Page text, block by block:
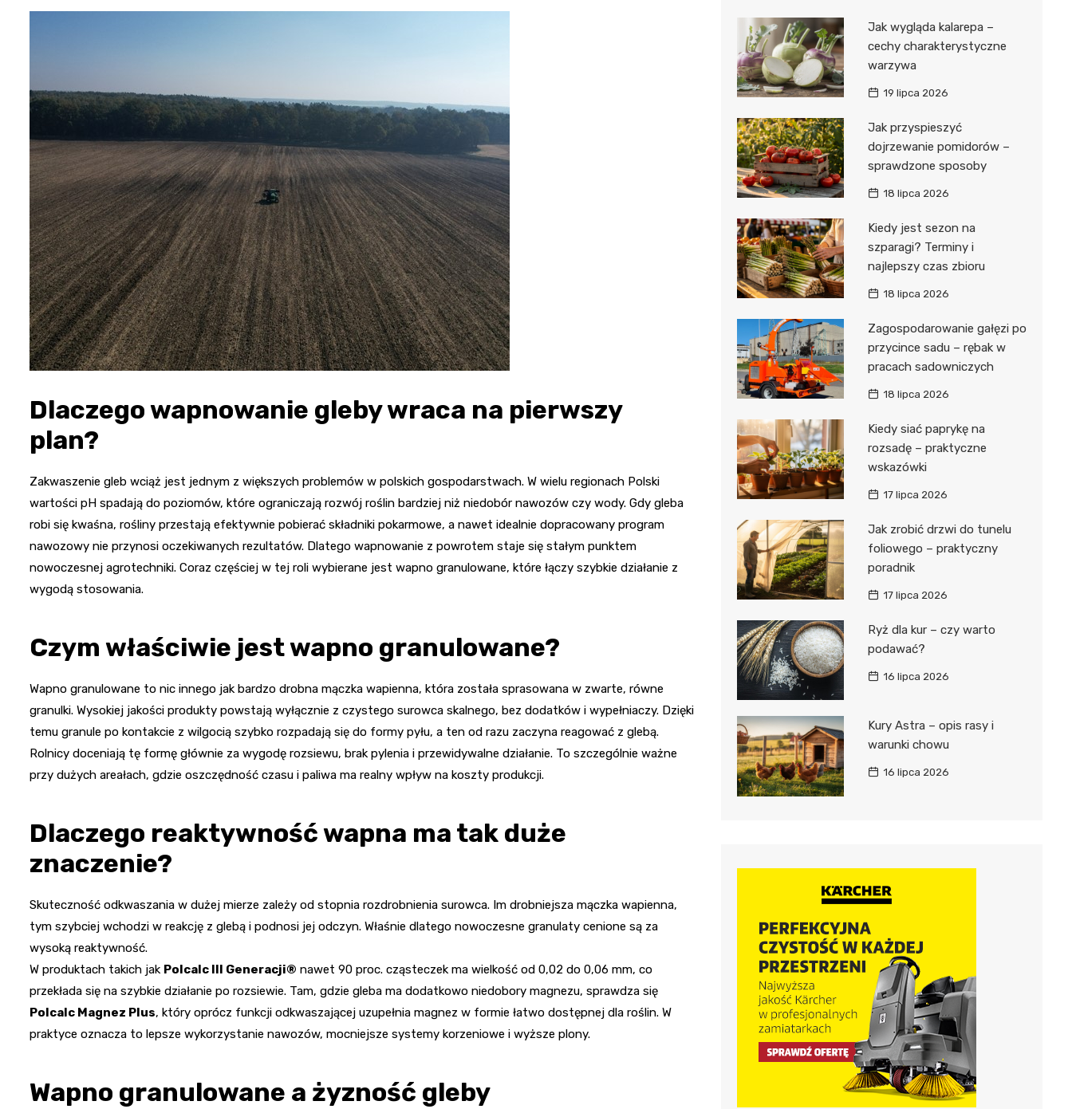
Dlaczego wapnowanie gleby wraca na pierwszy
plan?
Zakwaszenie gleb wciąż jest jednym z większych problemów w polskich gospodarstwach. W wielu regionach Polski
wartości pH spadają do poziomów, które ograniczają rozwój roślin bardziej niż niedobór nawozów czy wody. Gdy gleba
robi się kwaśna, rośliny przestają efektywnie pobierać składniki pokarmowe, a nawet idealnie dopracowany program
nawozowy nie przynosi oczekiwanych rezultatów. Dlatego wapnowanie z powrotem staje się stałym punktem
nowoczesnej agrotechniki. Coraz częściej w tej roli wybierane jest wapno granulowane, które łączy szybkie działanie z
wygodą stosowania.
Czym właściwie jest wapno granulowane?
Wapno granulowane to nic innego jak bardzo drobna mączka wapienna, która została sprasowana w zwarte, równe
granulki. Wysokiej jakości produkty powstają wyłącznie z czystego surowca skalnego, bez dodatków i wypełniaczy. Dzięki
temu granule po kontakcie z wilgocią szybko rozpadają się do formy pyłu, a ten od razu zaczyna reagować z glebą.
Rolnicy doceniają tę formę głównie za wygodę rozsiewu, brak pylenia i przewidywalne działanie. To szczególnie ważne
przy dużych areałach, gdzie oszczędność czasu i paliwa ma realny wpływ na koszty produkcji.
Dlaczego reaktywność wapna ma tak duże
znaczenie?
Skuteczność odkwaszania w dużej mierze zależy od stopnia rozdrobnienia surowca. Im drobniejsza mączka wapienna,
tym szybciej wchodzi w reakcję z glebą i podnosi jej odczyn. Właśnie dlatego nowoczesne granulaty cenione są za
wysoką reaktywność.
W produktach takich jak Polcalc III Generacji® nawet 90 proc. cząsteczek ma wielkość od 0,02 do 0,06 mm, co
przekłada się na szybkie działanie po rozsiewie. Tam, gdzie gleba ma dodatkowo niedobory magnezu, sprawdza się
Polcalc Magnez Plus, który oprócz funkcji odkwaszającej uzupełnia magnez w formie łatwo dostępnej dla roślin. W
praktyce oznacza to lepsze wykorzystanie nawozów, mocniejsze systemy korzeniowe i wyższe plony.
Wapno granulowane a żyzność gleby
Jak wygląda kalarepa –
cechy charakterystyczne
warzywa
19 lipca 2026
Jak przyspieszyć
dojrzewanie pomidorów –
sprawdzone sposoby
18 lipca 2026
Kiedy jest sezon na
szparagi? Terminy i
najlepszy czas zbioru
18 lipca 2026
Zagospodarowanie gałęzi po
przycince sadu – rębak w
pracach sadowniczych
18 lipca 2026
Kiedy siać paprykę na
rozsadę – praktyczne
wskazówki
17 lipca 2026
Jak zrobić drzwi do tunelu
foliowego – praktyczny
poradnik
17 lipca 2026
Ryż dla kur – czy warto
podawać?
16 lipca 2026
Kury Astra – opis rasy i
warunki chowu
16 lipca 2026